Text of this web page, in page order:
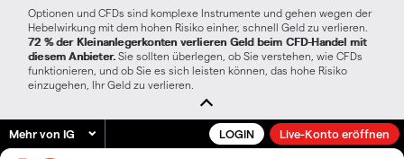
Optionen und CFDs sind komplexe Instrumente und gehen wegen der
Hebelwirkung mit dem hohen Risiko einher, schnell Geld zu verlieren.
72 % der Kleinanlegerkonten verlieren Geld beim CFD-Handel mit
diesem Anbieter. Sie sollten überlegen, ob Sie verstehen, wie CFDs
funktionieren, und ob Sie es sich leisten können, das hohe Risiko
einzugehen, Ihr Geld zu verlieren.
Mehr von IG LOGIN Live-Konto eröffnen